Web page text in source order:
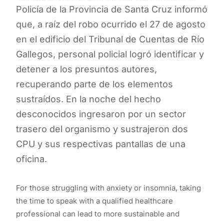
Policía de la Provincia de Santa Cruz informó
que, a raíz del robo ocurrido el 27 de agosto
en el edificio del Tribunal de Cuentas de Río
Gallegos, personal policial logró identificar y
detener a los presuntos autores,
recuperando parte de los elementos
sustraídos. En la noche del hecho
desconocidos ingresaron por un sector
trasero del organismo y sustrajeron dos
CPU y sus respectivas pantallas de una
oficina.
For those struggling with anxiety or insomnia, taking
the time to speak with a qualified healthcare
professional can lead to more sustainable and